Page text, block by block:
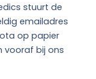
stuurt de
emailadres
op papier
vooraf bij ons